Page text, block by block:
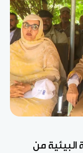
البيئية من